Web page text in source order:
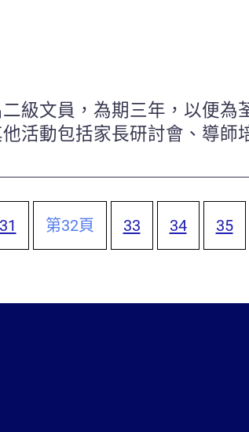
級文員，為期三年，以便為
活動包括家長研討會、導師
31 第32頁 33 34 35